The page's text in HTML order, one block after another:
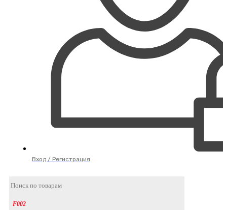
Вход / Регистрация